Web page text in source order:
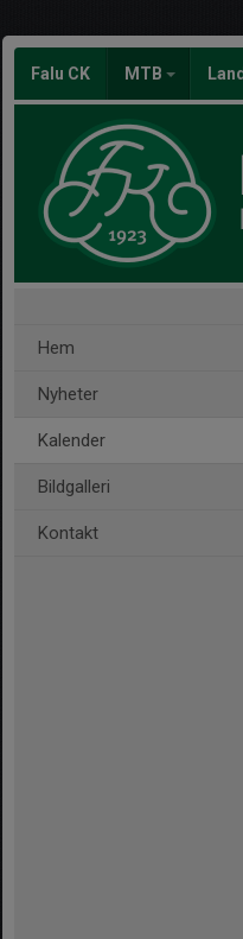
Falu CK MTB
Hem
Nyheter
Kalender
Bildgalleri
Kontakt